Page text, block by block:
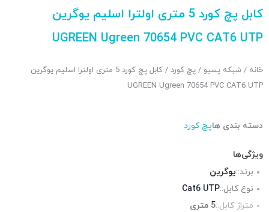
کابل پچ کورد 5 متری اولترا اسلیم یوگرین
UGREEN Ugreen 70654 PVC CAT6 UTP
خانه / شبکه پسیو / پچ کورد
/ کابل پچ کورد 5 متری اولترا اسلیم یوگرین
UGREEN Ugreen 70654 PVC CAT6 UTP
دسته بندی هاپچ کورد
ویژگی‌ها
برند::یوگرین
نوع کابل::Cat6 UTP
متراژ کابل::5 متری